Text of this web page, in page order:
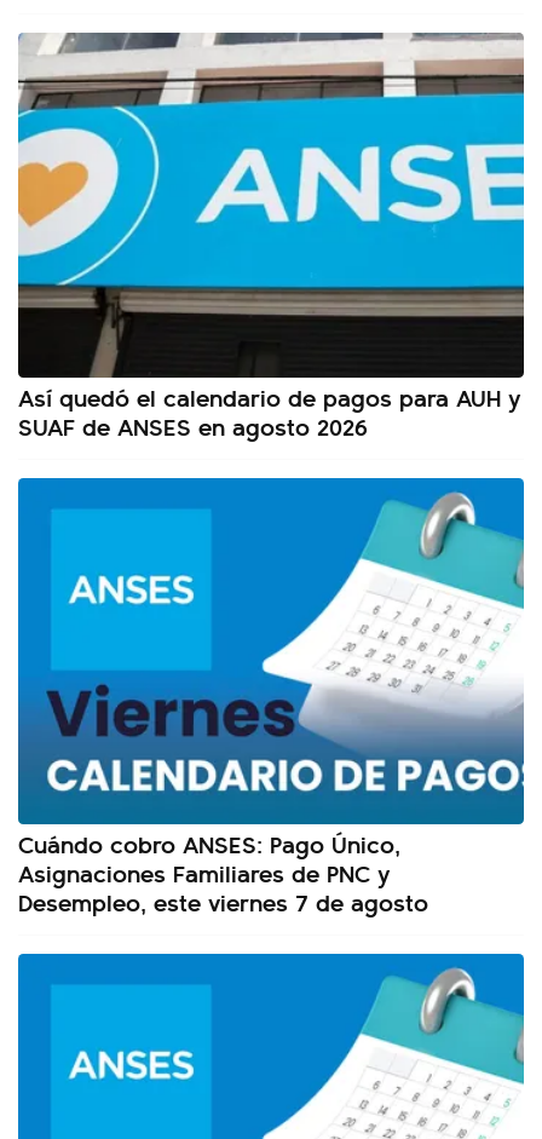
Así quedó el calendario de pagos para AUH y
SUAF de ANSES en agosto 2026
Cuándo cobro ANSES: Pago Único,
Asignaciones Familiares de PNC y
Desempleo, este viernes 7 de agosto